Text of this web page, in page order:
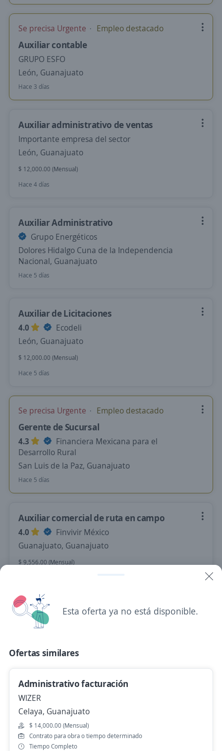
Se precisa Urgente Empleo destacado
Auxiliar contable
GRUPO ESFO
León, Guanajuato
Hace 3 días
Auxiliar administrativo de ventas
Importante empresa del sector
León, Guanajuato
$ 12,000.00 (Mensual)
Hace 4 días
Auxiliar Administrativo
Grupo Energéticos
Dolores Hidalgo Cuna de la Independencia
Nacional, Guanajuato
Hace 5 días
Auxiliar de Licitaciones
4.0
Ecodeli
León, Guanajuato
$ 12,000.00 (Mensual)
Hace 5 días
Se precisa Urgente Empleo destacado
Gerente de Sucursal
4.3
Financiera Mexicana para el
Desarrollo Rural
San Luis de la Paz, Guanajuato
Hace 5 días
Auxiliar comercial de ruta en campo
4.0
Finvivir México
Guanajuato, Guanajuato
$ 9,556.00 (Mensual)
Secretaria
Dalum
Auxiliar administrativo/a
SERVICIOS ELECTRICOS SEMAP
Salamanca, Guanajuato
Esta oferta ya no está disponible.
Ofertas similares
Administrativo facturación
WIZER
Celaya, Guanajuato
$ 14,000.00 (Mensual)
Contrato para obra o tiempo determinado
Tiempo Completo